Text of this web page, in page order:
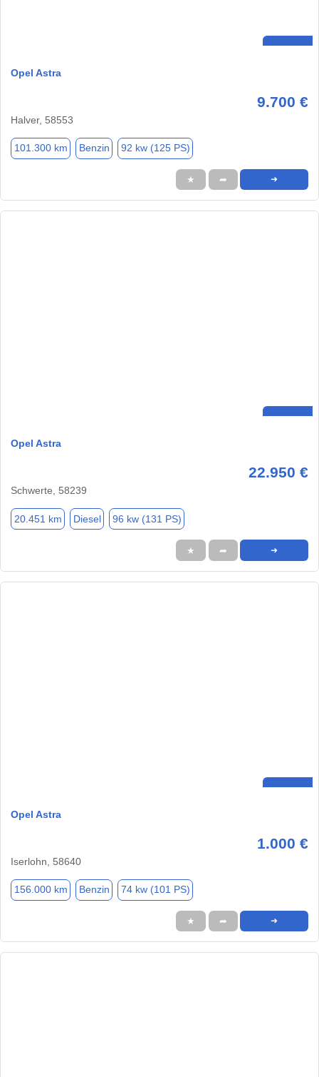
Opel Astra
9.700 €
Halver, 58553
101.300 km Benzin 92 kw (125 PS)
★ ➦ ➜
Opel Astra
22.950 €
Schwerte, 58239
20.451 km Diesel 96 kw (131 PS)
★ ➦ ➜
Opel Astra
1.000 €
Iserlohn, 58640
156.000 km Benzin 74 kw (101 PS)
★ ➦ ➜